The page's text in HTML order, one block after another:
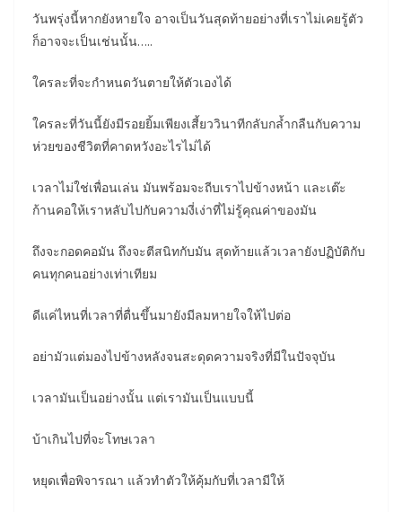
วันพรุ่งนี้หากยังหายใจ อาจเป็นวันสุดท้ายอย่างที่เราไม่เคยรู้ตัว
ก็อาจจะเป็นเช่นนั้น…..
ใครละที่จะกำหนดวันตายให้ตัวเองได้
ใครละที่วันนี้ยังมีรอยยิ้มเพียงเสี้ยววินาทีกลับกล้ำกลืนกับความ
ห่วยของชีวิตที่คาดหวังอะไรไม่ได้
เวลาไม่ใช่เพื่อนเล่น มันพร้อมจะถีบเราไปข้างหน้า และเต๊ะ
ก้านคอให้เราหลับไปกับความงี่เง่าที่ไม่รู้คุณค่าของมัน
ถึงจะกอดคอมัน ถึงจะตีสนิทกับมัน สุดท้ายแล้วเวลายังปฏิบัติกับ
คนทุกคนอย่างเท่าเทียม
ดีแค่ไหนที่เวลาที่ตื่นขึ้นมายังมีลมหายใจให้ไปต่อ
อย่ามัวแต่มองไปข้างหลังจนสะดุดความจริงที่มีในปัจจุบัน
เวลามันเป็นอย่างนั้น แต่เรามันเป็นแบบนี้
บ้าเกินไปที่จะโทษเวลา
หยุดเพื่อพิจารณา แล้วทำตัวให้คุ้มกับที่เวลามีให้